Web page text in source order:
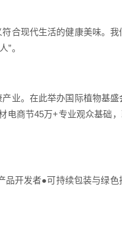
合现代生活的健康美味。
”。
业。在此举办国际植物基
商节45万+专业观众基础，
开发者●可持续包装与绿